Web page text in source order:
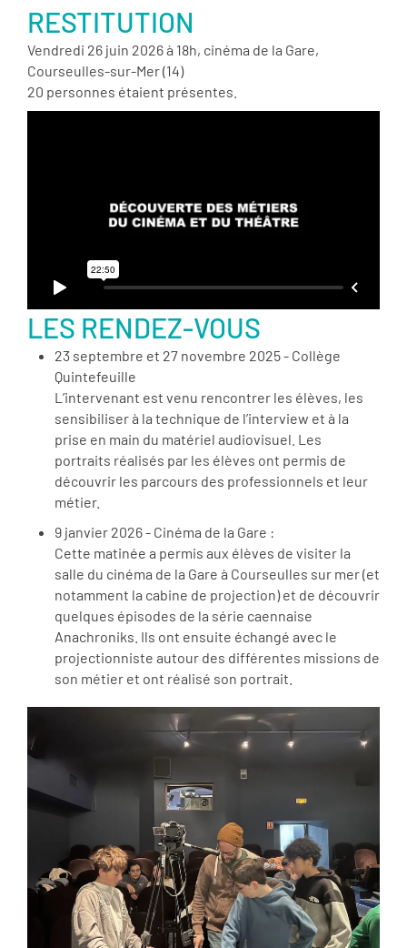
RESTITUTION
Vendredi 26 juin 2026 à 18h, cinéma de la Gare,
Courseulles-sur-Mer (14)
20 personnes étaient présentes.
LES RENDEZ-VOUS
23 septembre et 27 novembre 2025 - Collège
Quintefeuille
L’intervenant est venu rencontrer les élèves, les
sensibiliser à la technique de l’interview et à la
prise en main du matériel audiovisuel. Les
portraits réalisés par les élèves ont permis de
découvrir les parcours des professionnels et leur
métier.
9 janvier 2026 - Cinéma de la Gare :
Cette matinée a permis aux élèves de visiter la
salle du cinéma de la Gare à Courseulles sur mer (et
notamment la cabine de projection) et de découvrir
quelques épisodes de la série caennaise
Anachroniks. Ils ont ensuite échangé avec le
projectionniste autour des différentes missions de
son métier et ont réalisé son portrait.